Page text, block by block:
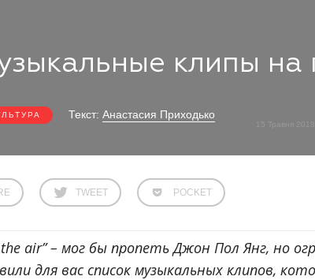
клипы на
Текст: Анастасия Приходько
TWEET POCKET
the air” – мог бы пропеть Джон Пол Янг, но
для вас список музыкальных клипов,